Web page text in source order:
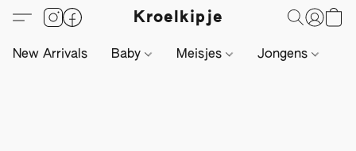
Kroelkipje
New Arrivals Baby Meisjes Jongens